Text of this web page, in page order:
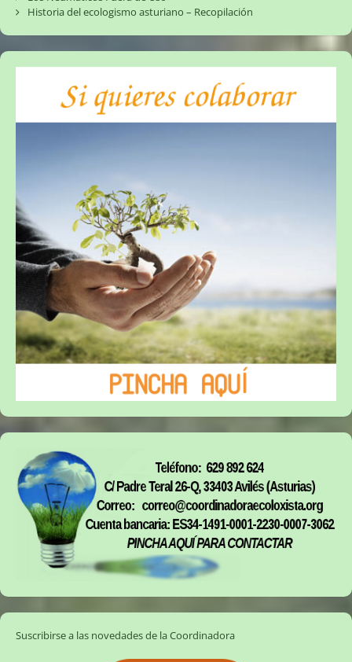
Historia del ecologismo asturiano – Recopilación
Suscribirse a las novedades de la Coordinadora